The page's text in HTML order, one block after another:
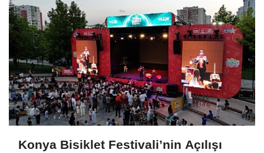
Konya Bisiklet Festivali’nin Açılışı